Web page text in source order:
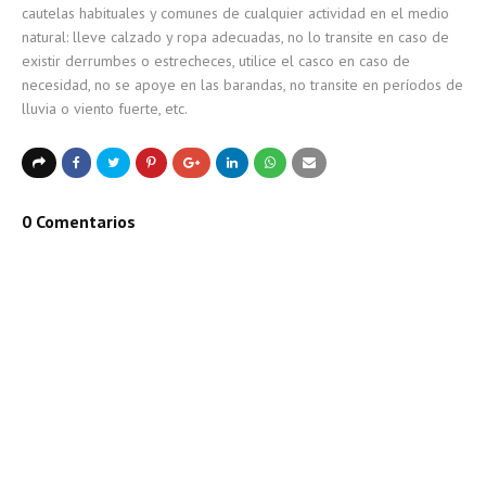
cautelas habituales y comunes de cualquier actividad en el medio
natural: lleve calzado y ropa adecuadas, no lo transite en caso de
existir derrumbes o estrecheces, utilice el casco en caso de
necesidad, no se apoye en las barandas, no transite en períodos de
lluvia o viento fuerte, etc.
0 Comentarios